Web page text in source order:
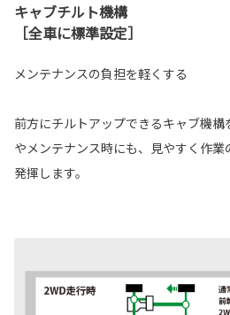
キャブチルト機構
［全車に標準設定］
メンテナンスの負担を軽くする
前方にチルトアップできるキャブ機
やメンテナンス時にも、見やすく作
発揮します。